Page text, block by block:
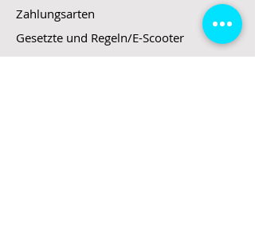
Zahlungsarten
Gesetzte und Regeln/E-Scooter